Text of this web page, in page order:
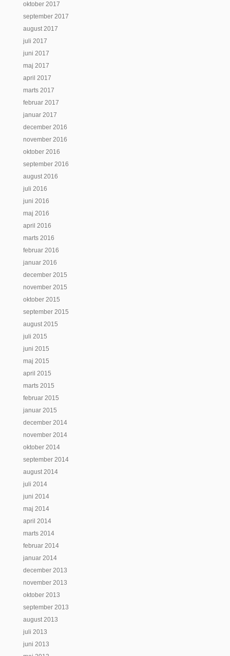
oktober 2017
september 2017
august 2017
juli 2017
juni 2017
maj 2017
april 2017
marts 2017
februar 2017
januar 2017
december 2016
november 2016
oktober 2016
september 2016
august 2016
juli 2016
juni 2016
maj 2016
april 2016
marts 2016
februar 2016
januar 2016
december 2015
november 2015
oktober 2015
september 2015
august 2015
juli 2015
juni 2015
maj 2015
april 2015
marts 2015
februar 2015
januar 2015
december 2014
november 2014
oktober 2014
september 2014
august 2014
juli 2014
juni 2014
maj 2014
april 2014
marts 2014
februar 2014
januar 2014
december 2013
november 2013
oktober 2013
september 2013
august 2013
juli 2013
juni 2013